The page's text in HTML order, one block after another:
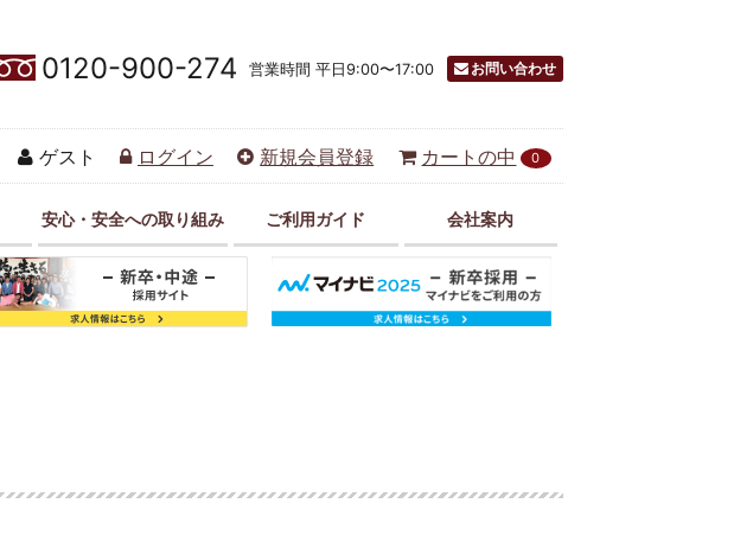
0120-900-274 営業時間 平日9:00〜17:00 お問い合わせ
ゲスト ログイン 新規会員登録 カートの中 0
安心・安全への取り組み ご利用ガイド 会社案内